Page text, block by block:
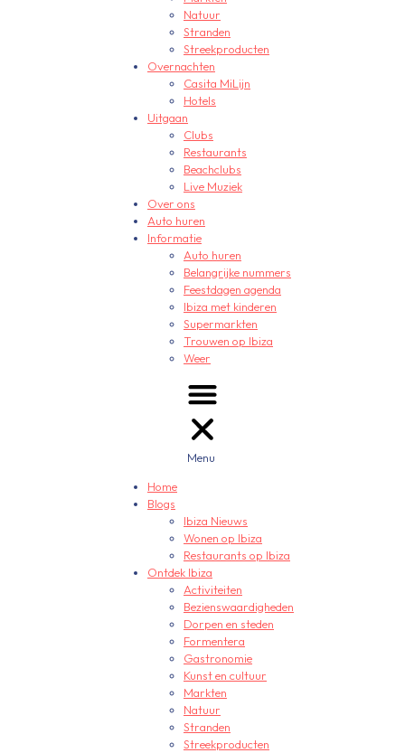
Natuur
Stranden
Streekproducten
Overnachten
Casita MiLijn
Hotels
Uitgaan
Clubs
Restaurants
Beachclubs
Live Muziek
Over ons
Auto huren
Informatie
Auto huren
Belangrijke nummers
Feestdagen agenda
Ibiza met kinderen
Supermarkten
Trouwen op Ibiza
Weer
Menu
Home
Blogs
Ibiza Nieuws
Wonen op Ibiza
Restaurants op Ibiza
Ontdek Ibiza
Activiteiten
Bezienswaardigheden
Dorpen en steden
Formentera
Gastronomie
Kunst en cultuur
Markten
Natuur
Stranden
Streekproducten